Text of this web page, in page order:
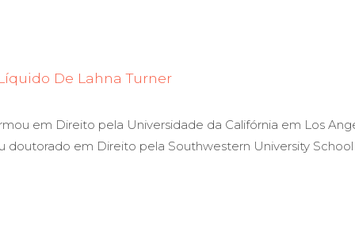
De Lahna Turner
em Direito pela Universidade da Califórnia em Los
doutorado em Direito pela Southwestern University School